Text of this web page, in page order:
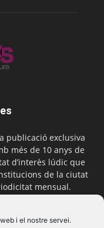
i el nostre servei.
publicació exclusiva
més de 10 anys de
d’interès lúdic que
de la ciutat
mensual.